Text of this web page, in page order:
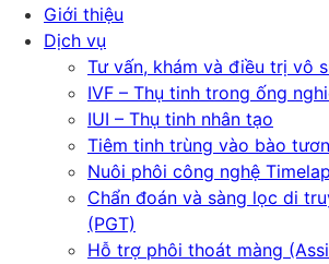
Giới thiệu
Dịch vụ
Tư vấn, khám và điều trị vô
IVF – Thụ tinh trong ống
IUI – Thụ tinh nhân tạo
Tiêm tinh trùng vào bào
Nuôi phôi công nghệ
Chẩn đoán và sàng lọc di
(PGT)
Hỗ trợ phôi thoát màng